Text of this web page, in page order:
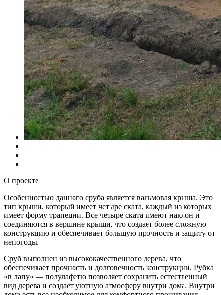
О проекте
Особенностью данного сруба является вальмовая крыша. Это
тип крыши, который имеет четыре ската, каждый из которых
имеет форму трапеции. Все четыре ската имеют наклон и
соединяются в вершине крыши, что создает более сложную
конструкцию и обеспечивает большую прочность и защиту от
непогоды.
Сруб выполнен из высококачественного дерева, что
обеспечивает прочность и долговечность конструкции. Рубка
«в лапу» — полулафетю позволяет сохранить естественный
вид дерева и создает уютную атмосферу внутри дома. Внутри